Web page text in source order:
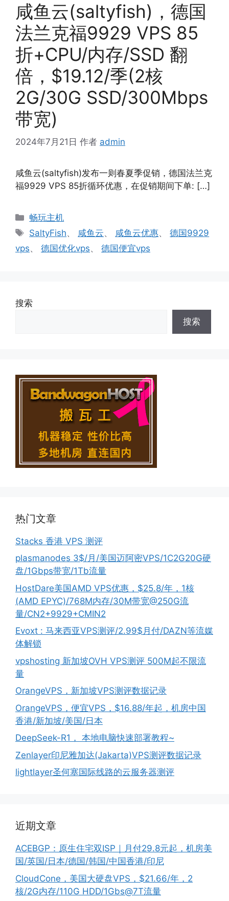
咸鱼云(saltyfish)，德国
法兰克福9929 VPS 85
折+CPU/内存/SSD 翻
倍，$19.12/季(2核
2G/30G SSD/300Mbps
带宽)
2024年7月21日 作者 admin
咸鱼云(saltyfish)发布一则春夏季促销，德国法兰克
福9929 VPS 85折循环优惠，在促销期间下单: […]
分
类
畅玩主机
标
SaltyFish、 咸鱼云、 咸鱼云优惠、德国9929
vps、 德国优化vps、 德国便宜vps
搜索
搜索
热门文章
Stacks 香港 VPS 测评
plasmanodes 3$/月/美国迈阿密VPS/1C2G20G硬
盘/1Gbps带宽/1Tb流量
HostDare美国AMD VPS优惠，$25.8/年，1核
(AMD EPYC)/768M内存/30M带宽@250G流
量/CN2+9929+CMIN2
Evoxt : 马来西亚VPS测评/2.99$月付/DAZN等流媒
体解锁
vpshosting 新加坡OVH VPS测评 500M起不限流
量
OrangeVPS，新加坡VPS测评数据记录
OrangeVPS，便宜VPS，$16.88/年起，机房中国
香港/新加坡/美国/日本
DeepSeek-R1， 本地电脑快速部署教程~
Zenlayer印尼雅加达(Jakarta)VPS测评数据记录
lightlayer圣何塞国际线路的云服务器测评
近期文章
ACEBGP：原生住宅双ISP｜月付29.8元起，机房美
国/英国/日本/德国/韩国/中国香港/印尼
CloudCone，美国大硬盘VPS，$21.66/年，2
核/2G内存/110G HDD/1Gbs@7T流量